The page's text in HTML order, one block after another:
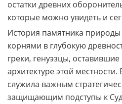
остатки древних
которые можно увидеть и
История памятника
корнями в глубокую
греки, генуэзцы, оставившие
архитектуре этой
служила важным
защищающим подступы к